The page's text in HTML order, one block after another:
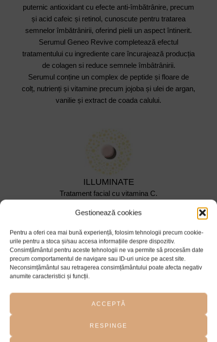
Gestionează cookies
Pentru a oferi cea mai bună experiență, folosim tehnologii precum cookie-
urile pentru a stoca și/sau accesa informațiile despre dispozitiv.
Consimțământul pentru aceste tehnologii ne va permite să procesăm date
precum comportamentul de navigare sau ID-uri unice pe acest site.
Neconsimțământul sau retragerea consimțământului poate afecta negativ
anumite caracteristici și funcții.
ACCEPTĂ
RESPINGE
puternic antioxidant cu efecte anti-îmbătrânire, precum
și acid cafeic și retinol, cunoscute pentru tratarea
semnelor îmbătrânirii, oferind pielii un aspect întinerit.
Serumul Geneo Revive completează efectul
tratamentului cu ingrediente care încurajează producția
de colagen si reduce semnele îmbâtrânirii.
Serumul conține un complex de peptide și floare de
colț, nutrienți și vitamine precum jojoba și ulei de argan,
vanilie și extract de coada calului.
ILLUMINATE
Tratament facial cu vitamina C.
Illuminate unifică nuanța pielii, îmbunătățește
pigmentarea și întinerește pielea pentru un ten mai
neted. Geneo Illuminate OxyPod conține acid kojic și
vitamina C pentru un efect uniform al nuanței pielii,
precum și extract de morcov pentru hidratarea și
netezirea pielii.
tratamentului cu ingrediente puternic iluminatoare
aminoacizi, ingrediente hidratante și nutrienți precum